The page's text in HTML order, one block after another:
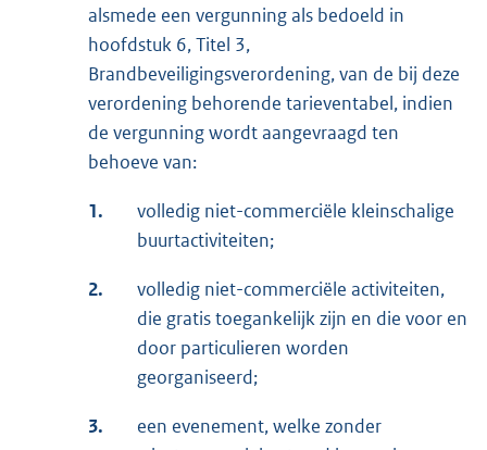
alsmede een vergunning als bedoeld in
hoofdstuk 6, Titel 3,
Brandbeveiligingsverordening, van de bij deze
verordening behorende tarieventabel, indien
de vergunning wordt aangevraagd ten
behoeve van:
1.
volledig niet-commerciële kleinschalige
buurtactiviteiten;
2.
volledig niet-commerciële activiteiten,
die gratis toegankelijk zijn en die voor en
door particulieren worden
georganiseerd;
3.
een evenement, welke zonder